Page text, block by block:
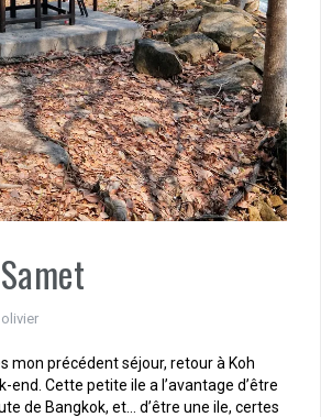
olivier
mon précédent séjour, retour à Koh
end. Cette petite ile a l’avantage d’être
de Bangkok, et… d’être une ile, certes